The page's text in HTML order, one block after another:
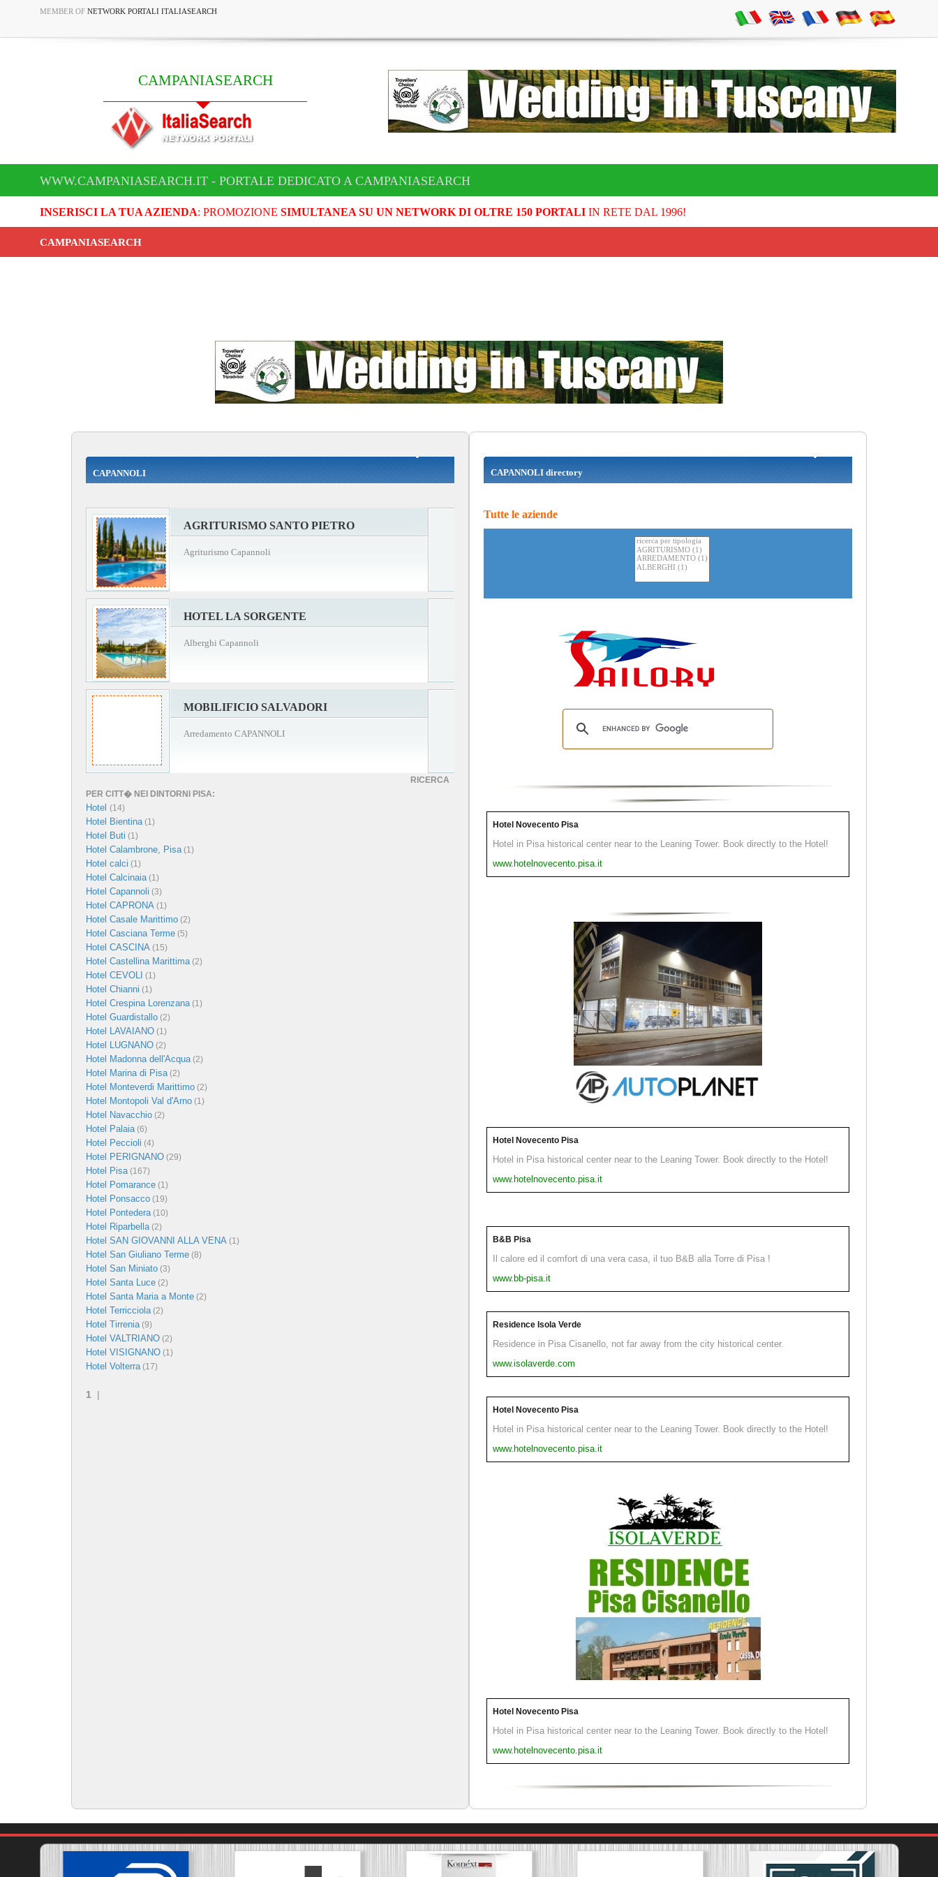
MEMBER OF NETWORK PORTALI ITALIASEARCH
CAMPANIASEARCH
WWW.CAMPANIASEARCH.IT - PORTALE DEDICATO A CAMPANIASEARCH
INSERISCI LA TUA AZIENDA: PROMOZIONE SIMULTANEA SU UN NETWORK DI OLTRE 150 PORTALIIN RETE DAL 1996!
CAMPANIASEARCH
CAPANNOLI
AGRITURISMO SANTO PIETRO
Agriturismo Capannoli
HOTEL LA SORGENTE
Alberghi Capannoli
MOBILIFICIO SALVADORI
Arredamento CAPANNOLI
RICERCA
PER CITT� NEI DINTORNI PISA:
Hotel (14)
Hotel Bientina(1)
Hotel Buti (1)
Hotel Calambrone, Pisa(1)
Hotel calci (1)
Hotel Calcinaia(1)
Hotel Capannoli (3)
Hotel CAPRONA (1)
Hotel Casale Marittimo (2)
Hotel Casciana Terme (5)
Hotel CASCINA (15)
Hotel Castellina Marittima(2)
Hotel CEVOLI (1)
Hotel Chianni (1)
Hotel Crespina Lorenzana(1)
Hotel Guardistallo (2)
Hotel LAVAIANO (1)
Hotel LUGNANO (2)
Hotel Madonna dell'Acqua(2)
Hotel Marina di Pisa(2)
Hotel Monteverdi Marittimo (2)
Hotel Montopoli Val d'Arno (1)
Hotel Navacchio (2)
Hotel Palaia(6)
Hotel Peccioli (4)
Hotel PERIGNANO (29)
Hotel Pisa(167)
Hotel Pomarance (1)
Hotel Ponsacco (19)
Hotel Pontedera(10)
Hotel Riparbella(2)
Hotel SAN GIOVANNI ALLA VENA (1)
Hotel San Giuliano Terme (8)
Hotel San Miniato (3)
Hotel Santa Luce (2)
Hotel Santa Maria a Monte (2)
Hotel Terricciola(2)
Hotel Tirrenia(9)
Hotel VALTRIANO (2)
Hotel VISIGNANO (1)
Hotel Volterra(17)
1 |
CAPANNOLI directory
Tutte le aziende
Hotel Novecento Pisa
Hotel in Pisa historical center near to the Leaning Tower. Book directly to the Hotel!
www.hotelnovecento.pisa.it
Hotel Novecento Pisa
Hotel in Pisa historical center near to the Leaning Tower. Book directly to the Hotel!
www.hotelnovecento.pisa.it
B&B Pisa
Il calore ed il comfort di una vera casa, il tuo B&B alla Torre di Pisa !
www.bb-pisa.it
Residence Isola Verde
Residence in Pisa Cisanello, not far away from the city historical center.
www.isolaverde.com
Hotel Novecento Pisa
Hotel in Pisa historical center near to the Leaning Tower. Book directly to the Hotel!
www.hotelnovecento.pisa.it
Hotel Novecento Pisa
Hotel in Pisa historical center near to the Leaning Tower. Book directly to the Hotel!
www.hotelnovecento.pisa.it